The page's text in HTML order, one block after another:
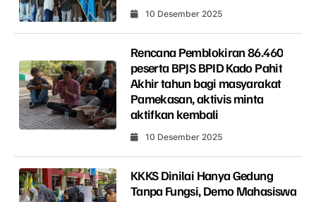
10 Desember 2025
Rencana Pemblokiran 86.460
peserta BPJS BPID Kado Pahit
Akhir tahun bagi masyarakat
Pamekasan, aktivis minta
aktifkan kembali
10 Desember 2025
KKKS Dinilai Hanya Gedung
Tanpa Fungsi, Demo Mahasiswa